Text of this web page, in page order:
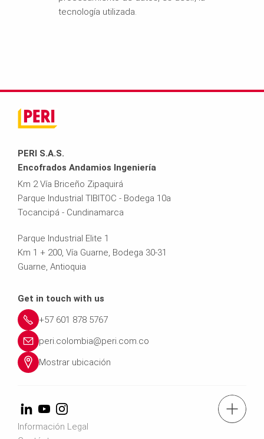
Tel.: +57 (601) 8785767
tecnología utilizada.
PERI S.A.S.
Encofrados Andamios Ingeniería
Km 2 Vía Briceño Zipaquirá
Parque Industrial TIBITOC - Bodega 10a
Tocancipá - Cundinamarca
Parque Industrial Elite 1
Km 1 + 200, Vía Guarne, Bodega 30-31
Guarne, Antioquia
Get in touch with us
+57 601 878 5767
peri.colombia@peri.com.co
Mostrar ubicación
Información Legal